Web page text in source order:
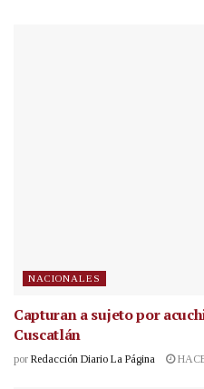
NACIONALES
Capturan a sujeto por
Cuscatlán
por Redacción Diario La Página